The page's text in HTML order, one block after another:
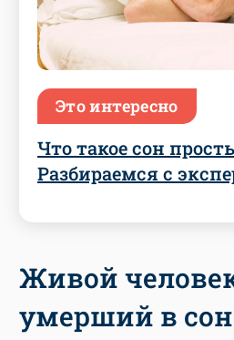
Это интересно
Что такое сон
Разбираемся с
Живой
умерший в